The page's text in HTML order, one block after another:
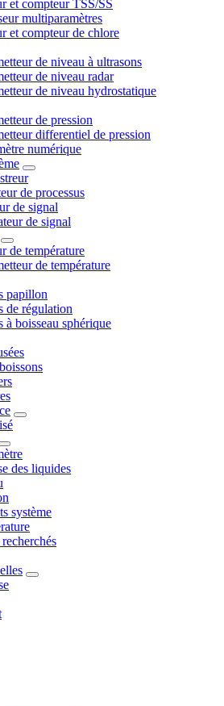
et compteur TSS/SS
multiparamètres
et compteur de chlore
de niveau à ultrasons
de niveau radar
de niveau hydrostatique
de pression
differentiel de pression
numérique
de processus
de signal
de signal
de température
de température
papillon
de régulation
à boisseau sphérique
des liquides
système